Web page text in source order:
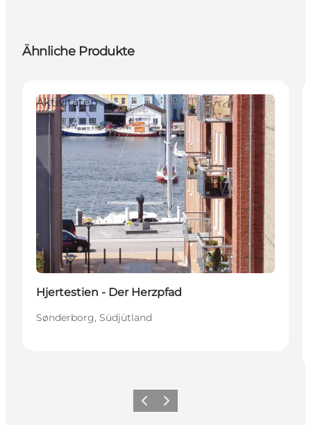
Ähnliche Produkte
Aktivitäten
Hjertestien - Der Herzpfad
Sønderborg, Südjütland
ZurückWeiter